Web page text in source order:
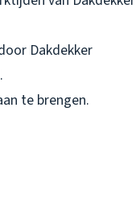
Dakdekker
te brengen.